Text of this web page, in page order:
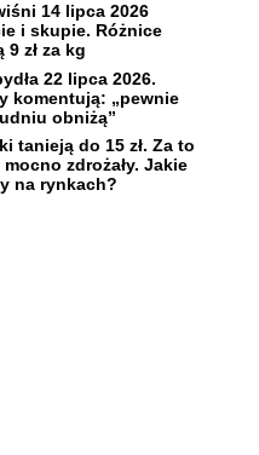
14 lipca 2026
i skupie. Różnice
9 zł za kg
22 lipca 2026.
komentują: „pewnie
obniżą”
tanieją do 15 zł. Za to
zdrożały. Jakie
na rynkach?